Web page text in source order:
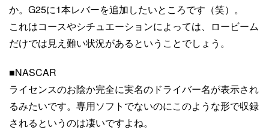
か。G25に1本レバーを追加したいところです（笑）。
これはコースやシチュエーションによっては、ロービーム
だけでは見え難い状況があるということでしょう。
■NASCAR
ライセンスのお陰か完全に実名のドライバー名が表示され
るみたいです。専用ソフトでないのにこのような形で収録
されるというのは凄いですよね。